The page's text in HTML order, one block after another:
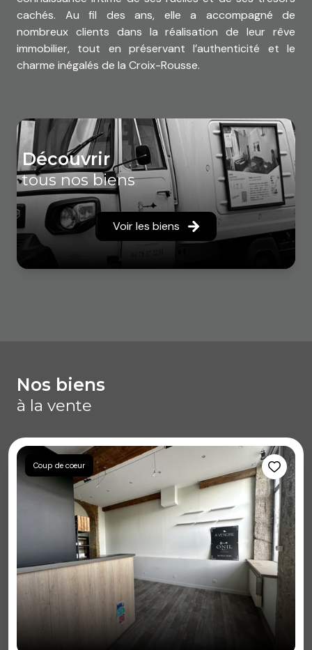
découvrir
tous nos biens
Voir les biens
cachés. Au fil des ans, elle a accompagné de
nombreux clients dans la réalisation de leur rêve
immobilier, tout en préservant l’authenticité et le
charme inégalés de la Croix-Rousse.
nos biens
à la vente
Coup de coeur